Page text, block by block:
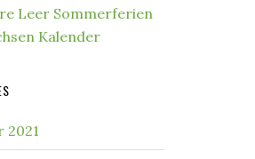
Leer Sommerferien
Kalender
2021